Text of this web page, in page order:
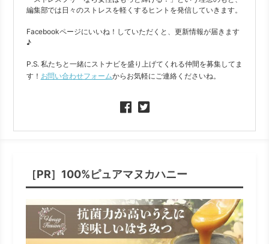
編集部では日々のストレスを軽くするヒントを発信していきます。
Facebookページにいいね！していただくと、更新情報が届きます
♪
P.S. 私たちと一緒にストナビを盛り上げてくれる仲間を募集してま
す！ お問い合わせフォームからお気軽にご連絡くださいね。
［PR］100%ピュアマヌカハニー